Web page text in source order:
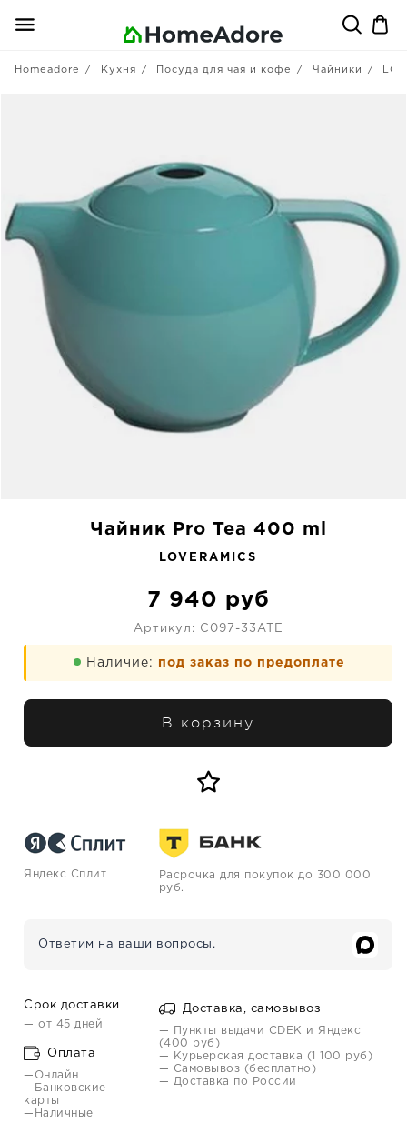
Homeadore Кухня Посуда для чая и кофе Чайники
Чайник Pro Tea 400 ml
LOVERAMICS
7 940 руб
Артикул: C097-33ATE
Наличие: под заказ по предоплате
В корзину
Яндекс Сплит
Расрочка для покупок до 300 000
руб.
Ответим на ваши вопросы.
Срок доставки
— от 45 дней
Оплата
—Онлайн
—Банковские
карты
—Наличные
Доставка, самовывоз
— Пункты выдачи CDEK и Яндекс
(400 руб)
— Курьерская доставка (1 100 руб)
— Самовывоз (бесплатно)
— Доставка по России